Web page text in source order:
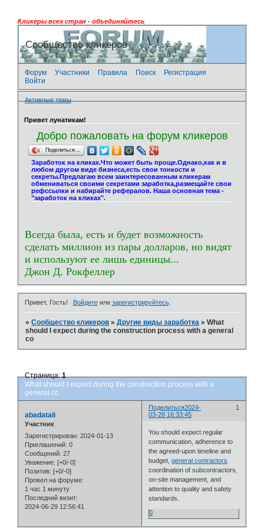
Кликеры всех стран - объединяйтесь
Сообщество кликеров
Форум Участники Правила Поиск
Регистрация
Войти
Активные темы
Привет лунатикам!
Добро пожаловать на форум кликеров
Поделиться…
Заработок на кликах.Что может быть проще.Однако,как и в
любом другом виде бизнеса,есть свои тонкости и
секреты.Предлагаю всем заинтересованным кликерам
обмениваться своими секретами заработка,размещайте свои
рефссылки и набирайте рефералов. Наша основная тема -
"заработок на кликах".
Всегда была, есть и будет возможность
сделать миллион из пары долларов, но видят
и используют ее лишь единицы...
Джон Д. Рокфеллер
Привет, Гость! Войдитеили зарегистрируйтесь.
»Сообщество кликеров »Другие виды заработка »What
should I expect during the construction process with a general
co
What should I expect during the construction process with a
general co
Страница:1
Поделиться 1
2024-
03-28 16:33:45
abadatali
Участник
Зарегистрирован: 2024-01-13
Приглашений: 0
Сообщений: 27
Уважение: [+0/-0]
Позитив: [+0/-0]
Провел на форуме:
1 час 1 минуту
Последний визит:
2024-06-29 12:56:41
You should expect regular
communication, adherence to
the agreed-upon timeline and
budget,general contractors
coordination of subcontractors,
on-site management, and
attention to quality and safety
standards.
0